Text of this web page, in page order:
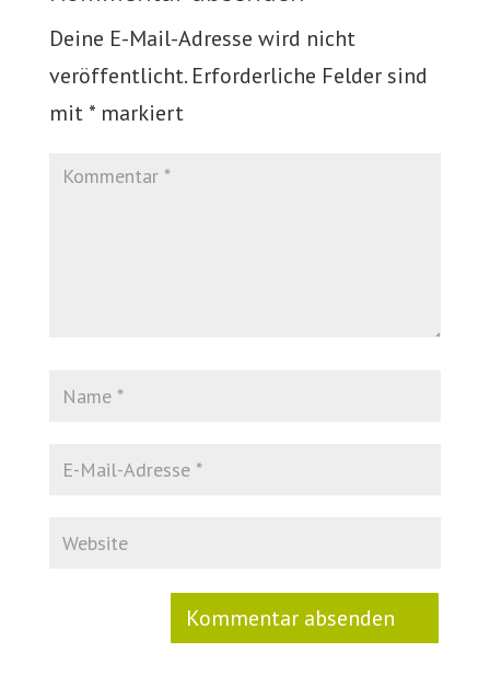
Deine E-Mail-Adresse wird nicht
veröffentlicht. Erforderliche Felder sind
mit *markiert